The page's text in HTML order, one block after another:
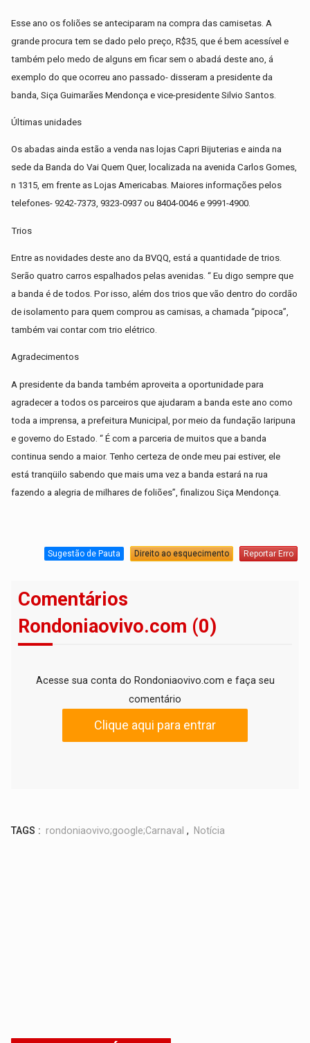
Esse ano os foliões se anteciparam na compra das camisetas. A
grande procura tem se dado pelo preço, R$35, que é bem acessível e
também pelo medo de alguns em ficar sem o abadá deste ano, á
exemplo do que ocorreu ano passado- disseram a presidente da
banda, Siça Guimarães Mendonça e vice-presidente Silvio Santos.
Últimas unidades
Os abadas ainda estão a venda nas lojas Capri Bijuterias e ainda na
sede da Banda do Vai Quem Quer, localizada na avenida Carlos Gomes,
n 1315, em frente as Lojas Americabas. Maiores informações pelos
telefones- 9242-7373, 9323-0937 ou 8404-0046 e 9991-4900.
Trios
Entre as novidades deste ano da BVQQ, está a quantidade de trios.
Serão quatro carros espalhados pelas avenidas. “ Eu digo sempre que
a banda é de todos. Por isso, além dos trios que vão dentro do cordão
de isolamento para quem comprou as camisas, a chamada “pipoca”,
também vai contar com trio elétrico.
Agradecimentos
A presidente da banda também aproveita a oportunidade para
agradecer a todos os parceiros que ajudaram a banda este ano como
toda a imprensa, a prefeitura Municipal, por meio da fundação Iaripuna
e governo do Estado. “ É com a parceria de muitos que a banda
continua sendo a maior. Tenho certeza de onde meu pai estiver, ele
está tranqüilo sabendo que mais uma vez a banda estará na rua
fazendo a alegria de milhares de foliões”, finalizou Siça Mendonça.
Sugestão de Pauta Direito ao esquecimento Reportar Erro
Comentários
Rondoniaovivo.com (0)
Acesse sua conta do Rondoniaovivo.com e faça seu
comentário
Clique aqui para entrar
TAGS : rondoniaovivo;google;Carnaval , Notícia